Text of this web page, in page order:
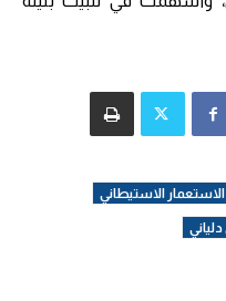
الاستعمار الاستيطاني